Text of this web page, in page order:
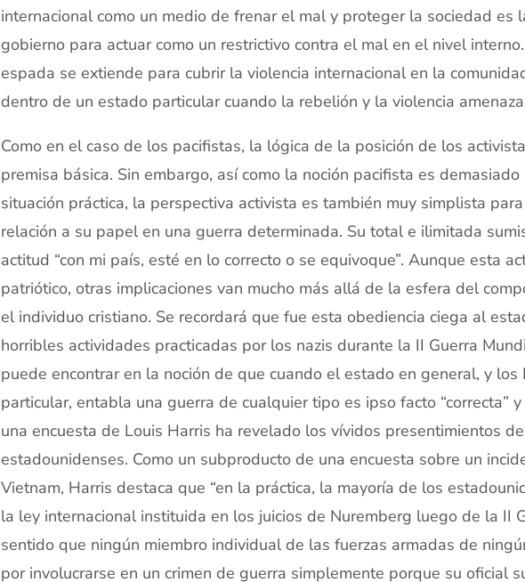
internacional como un medio de frenar el mal y proteger la sociedad
gobierno para actuar como un restrictivo contra el mal en el nivel
espada se extiende para cubrir la violencia internacional en la
dentro de un estado particular cuando la rebelión y la violencia
Como en el caso de los pacifistas, la lógica de la posición de los
premisa básica. Sin embargo, así como la noción pacifista es
situación práctica, la perspectiva activista es también muy simplista
relación a su papel en una guerra determinada. Su total e ilimitada
actitud “con mi país, esté en lo correcto o se equivoque”. Aunque esta
patriótico, otras implicaciones van mucho más allá de la esfera del
el individuo cristiano. Se recordará que fue esta obediencia ciega al
horribles actividades practicadas por los nazis durante la II Guerra
puede encontrar en la noción de que cuando el estado en general, y los
particular, entabla una guerra de cualquier tipo es ipso facto “correcta” y
una encuesta de Louis Harris ha revelado los vívidos presentimientos
estadounidenses. Como un subproducto de una encuesta sobre un
Vietnam, Harris destaca que “en la práctica, la mayoría de los
la ley internacional instituida en los juicios de Nuremberg luego de la II
sentido que ningún miembro individual de las fuerzas armadas de
por involucrarse en un crimen de guerra simplemente porque su oficial